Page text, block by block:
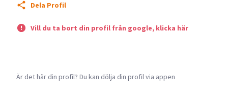
Dela Profil
Vill du ta bort din profil från google, klicka här
Är det här din profil? Du kan dölja din profil via appen